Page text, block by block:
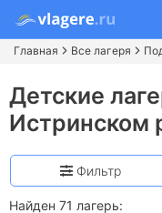
Главная Все лагеря
Детские
Истринском
Найден 71 лагерь:
Фильтр